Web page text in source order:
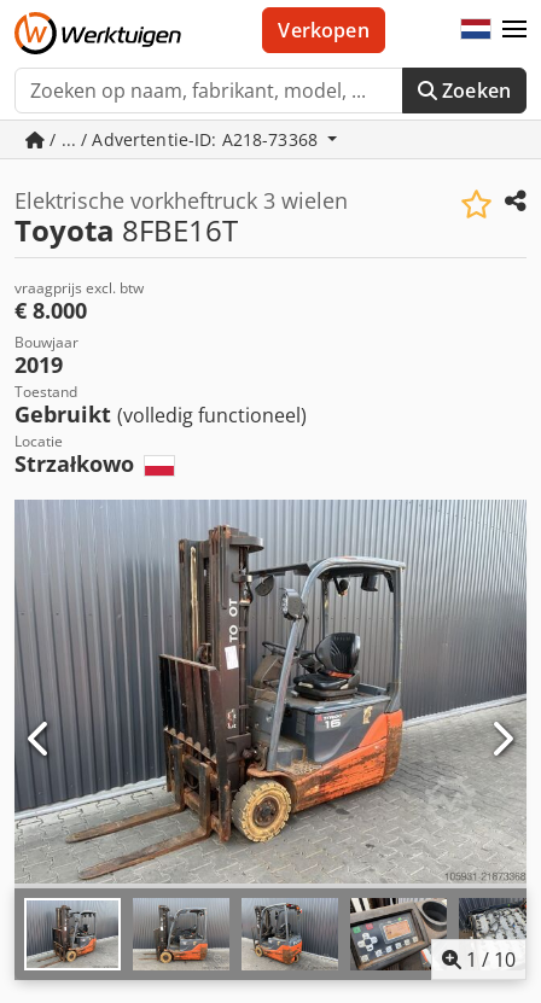
Zoeken
Verkopen
/ ... / Advertentie-ID: A218-73368
Elektrische vorkheftruck 3 wielen
Toyota 8FBE16T
vraagprijs excl. btw
€ 8.000
Bouwjaar
2019
Toestand
Gebruikt (volledig functioneel)
Locatie
Strzałkowo
1 / 10